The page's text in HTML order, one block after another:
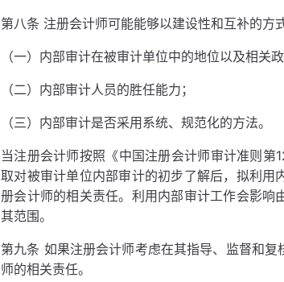
第八条 注册会计师可能能够以建设性和互补的方
（一）内部审计在被审计单位中的地位以及相关
（二）内部审计人员的胜任能力；
（三）内部审计是否采用系统、规范化的方法。
当注册会计师按照《中国注册会计师审计准则
取对被审计单位内部审计的初步了解后，拟利
册会计师的相关责任。利用内部审计工作会影
其范围。
第九条 如果注册会计师考虑在其指导、监督和
师的相关责任。